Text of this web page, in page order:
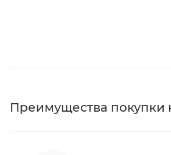
Преимущества покупки